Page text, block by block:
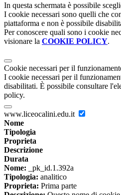
In questa schermata è possibile
I cookie necessari sono quelli che
piattaforma e non è possibile
Per conoscere quali sono i cookie
visionare la COOKIE POLICY.
Cookie necessari per il
I cookie necessari per il
disabilitati. È possibile consultare
policy.
www.liceocalini.edu.it
Nome
Tipologia
Proprieta
Descrizione
Durata
Nome: _pk_id.1.392a
Tipologia: analitico
Proprieta: Prima parte